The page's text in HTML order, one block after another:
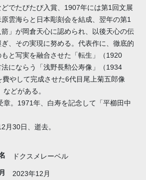
でたびたび入賞、1907年には第1回文展
雲海らと日本彫刻会を結成、翌年の第1
」が岡倉天心に認められ、以後天心の伝
、その実現に努める。代表作に、徹底的
と写実を融合させた「転生」（1920
にならう「浅野長勲公寿像」（1934
やして完成させた6代目尾上菊五郎像
などがある。
章。1971年、白寿を記念して「平櫛田中
月30日、逝去。
ドクスメレーベル
2023年12月